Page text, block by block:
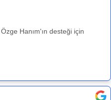
Hanım'ın desteği için